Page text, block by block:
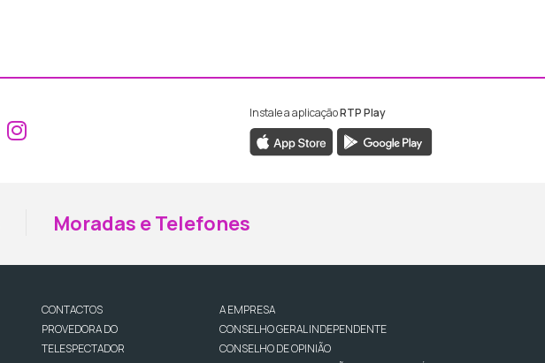
Aceder ao Facebook da RTP Madeira
Aceder ao Instagram da RTP Madeira
Instale a aplicaçãoRTP Play
Moradas e Telefones
CONTACTOS
PROVEDORA DO
TELESPECTADOR
A EMPRESA
CONSELHO GERAL INDEPENDENTE
CONSELHO DE OPINIÃO